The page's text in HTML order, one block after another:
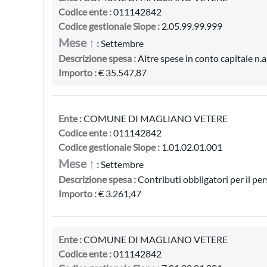
Codice ente :011142842
Codice gestionale Siope : 2.05.99.99.999
Mese ↑ :Settembre
Descrizione spesa :Altre spese in conto capitale
Importo :€ 35.547,87
Ente :COMUNE DI MAGLIANO VETERE
Codice ente :011142842
Codice gestionale Siope : 1.01.02.01.001
Mese ↑ :Settembre
Descrizione spesa :Contributi obbligatori per il
Importo :€ 3.261,47
Ente :COMUNE DI MAGLIANO VETERE
Codice ente :011142842